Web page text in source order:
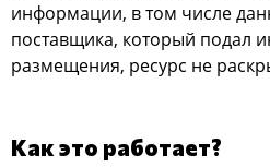
информации, в том числе
поставщика, который подал
размещения, ресурс не
Как это работает?